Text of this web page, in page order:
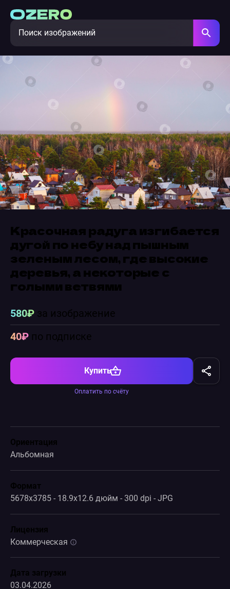
Красочная радуга изгибается
дугой по небу над пышным
зеленым лесом, где высокие
деревья, а некоторые с
голыми ветвями
580₽за изображение
40₽по подписке
Купить
Оплатить по счёту
Ориентация
Альбомная
Формат
5678x3785 - 18.9x12.6 дюйм - 300 dpi - JPG
Лицензия
Коммерческая
Дата загрузки
03.04.2026